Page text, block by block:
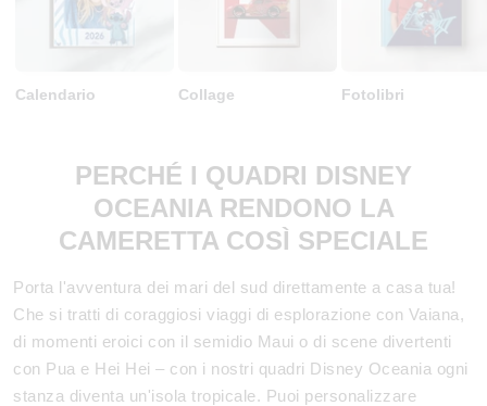
Calendario Collage Fotolibri
PERCHÉ I QUADRI DISNEY
OCEANIA RENDONO LA
CAMERETTA COSÌ SPECIALE
Porta l'avventura dei mari del sud direttamente a casa tua!
Che si tratti di coraggiosi viaggi di esplorazione con Vaiana,
di momenti eroici con il semidio Maui o di scene divertenti
con Pua e Hei Hei – con i nostri quadri Disney Oceania ogni
stanza diventa un'isola tropicale. Puoi personalizzare